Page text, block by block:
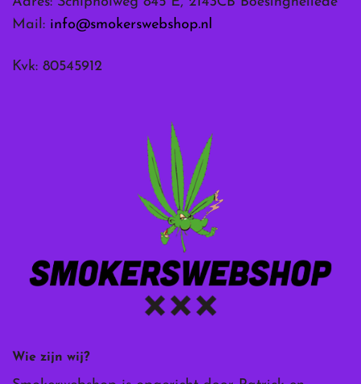
Wie zijn wij?
Mail: info@smokerswebshop.nl
Kvk: 80545912